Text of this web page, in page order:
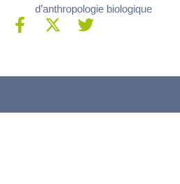
d’anthropologie biologique